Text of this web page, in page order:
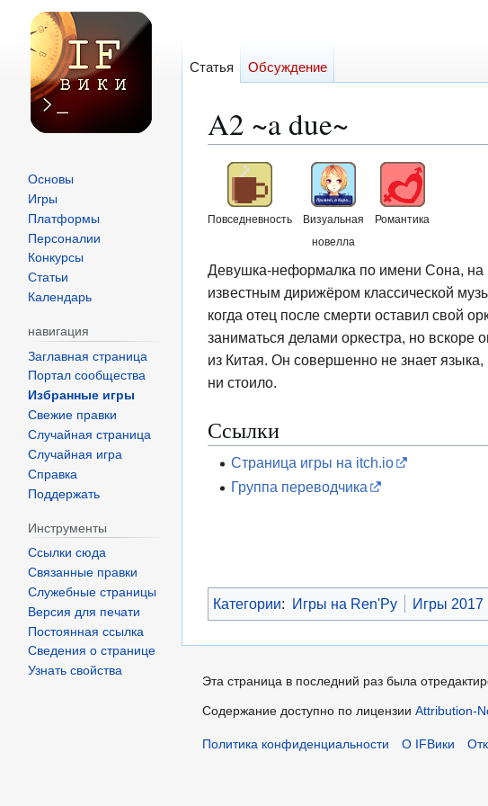
A2 ~a due~
Перейти
навигации
Перейти
поиску
Повседневность
Визуальная
новелла
Романтика
Девушка-неформалка по имени Сона, на
известным дирижёром классической
когда отец после смерти оставил свой
заниматься делами оркестра, но вскоре
из Китая. Он совершенно не знает
ни стоило.
Ссылки
Страница игры на itch.io
Группа переводчика
Категории: Игры на Ren'Py Игры 2017
Статья Обсуждение
Основы
Игры
Платформы
Персоналии
Конкурсы
Статьи
Календарь
навигация
Заглавная страница
Портал сообщества
Избранные игры
Свежие правки
Случайная страница
Случайная игра
Справка
Поддержать
Инструменты
Ссылки сюда
Связанные правки
Служебные страницы
Версия для печати
Постоянная ссылка
Сведения о странице
Узнать свойства
Эта страница в последний раз была
Содержание доступно по лицензииAttribution-
Политика конфиденциальности О IFВики